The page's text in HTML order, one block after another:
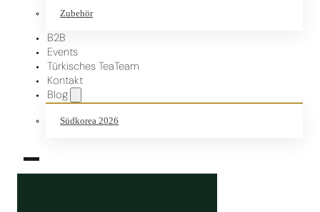
Zubehör
B2B
Events
Türkisches TeaTeam
Kontakt
Blog
Südkorea 2026